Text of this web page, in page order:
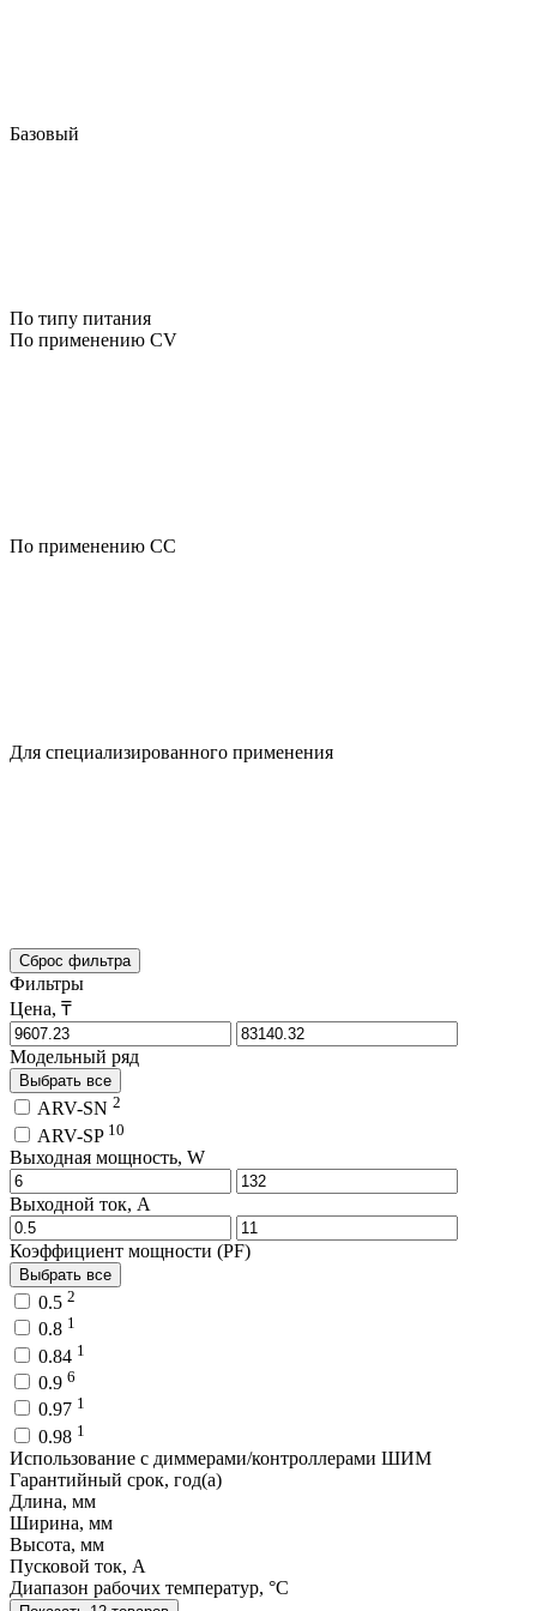
Базовый
По типу питания
По применению CV
По применению CC
Для специализированного применения
Сброс фильтра
Фильтры
Цена, ₸
Модельный ряд
Выбрать все
ARV-SN 2
ARV-SP 10
Выходная мощность, W
Выходной ток, A
Коэффициент мощности (PF)
Выбрать все
0.5 2
0.8 1
0.84 1
0.9 6
0.97 1
0.98 1
Использование с диммерами/контроллерами ШИМ
Гарантийный срок, год(а)
Длина, мм
Ширина, мм
Высота, мм
Пусковой ток, A
Диапазон рабочих температур, °C